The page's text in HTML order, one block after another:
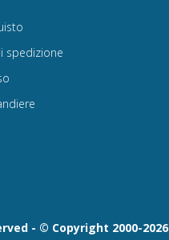
- © Copyright 2000-2026
spedizione